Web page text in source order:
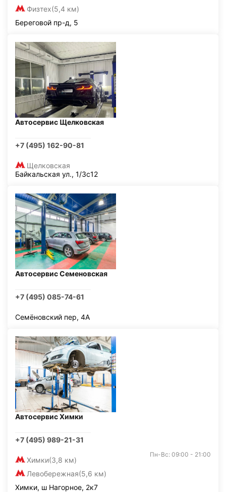
Физтех(5,4 км)
Береговой пр-д, 5
Автосервис Щелковская
+7 (495) 162-90-81
Щелковская
Байкальская ул., 1/3с12
Автосервис Семеновская
+7 (495) 085-74-61
Семёновский пер, 4А
Автосервис Химки
+7 (495) 989-21-31
Химки(3,8 км)
Левобережная(5,6 км)
Пн-Вс: 09:00 - 21:00
Химки, ш Нагорное, 2к7